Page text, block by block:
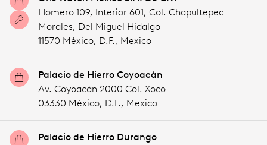
Homero 109, Interior 601, Col. Chapultepec
Morales, Del Miguel Hidalgo
11570 México, D.F., Mexico
Palacio de Hierro Coyoacán
Av. Coyoacán 2000 Col. Xoco
03330 México, D.F., Mexico
Palacio de Hierro Durango